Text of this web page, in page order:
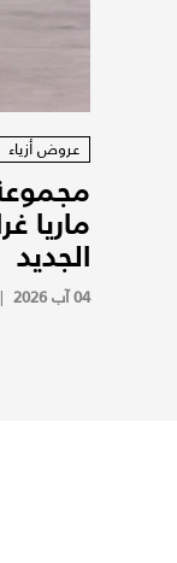
عروض أزياء
ماريا
الجديد
04 آب 2026 |